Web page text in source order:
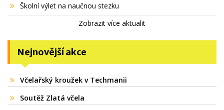
Školní výlet na naučnou stezku
Zobrazit více aktualit
Nejnovější akce
Včelařský kroužek v Techmanii
Soutěž Zlatá včela